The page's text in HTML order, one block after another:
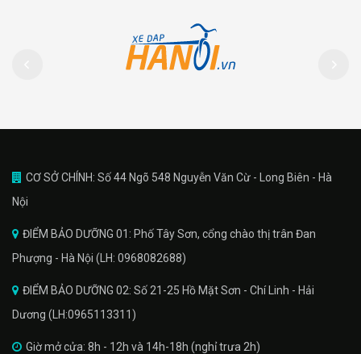
CƠ SỞ CHÍNH: Số 44 Ngõ 548 Nguyễn Văn Cừ - Long Biên - Hà
Nội
ĐIỂM BẢO DƯỠNG 01: Phố Tây Sơn, cổng chào thị trân Đan
Phượng - Hà Nội (LH: 0968082688)
ĐIỂM BẢO DƯỠNG 02: Số 21-25 Hồ Mặt Sơn - Chí Linh - Hải
Dương (LH:0965113311)
Giờ mở cửa: 8h - 12h và 14h-18h (nghỉ trưa 2h)